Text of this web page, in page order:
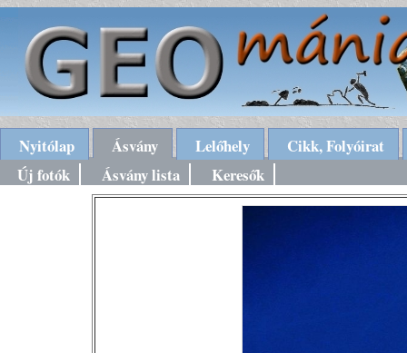
Nyitólap Ásvány Lelőhely
Cikk, Folyóirat
Új fotók
Ásvány lista Keresők